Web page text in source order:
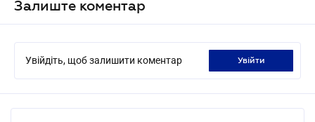
Залиште коментар
Увійдіть, щоб залишити коментар увійти